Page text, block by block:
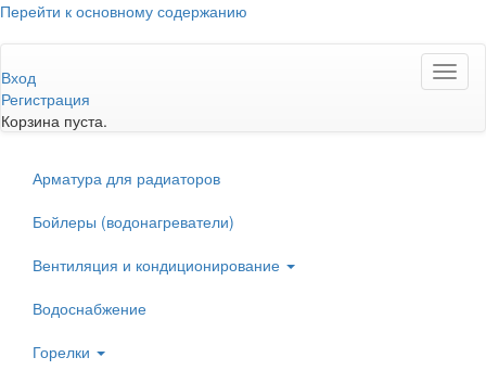
Перейти к основному содержанию
Вход
Регистрация
Корзина пуста.
Арматура для радиаторов
Бойлеры (водонагреватели)
Вентиляция и кондиционирование
Водоснабжение
Горелки